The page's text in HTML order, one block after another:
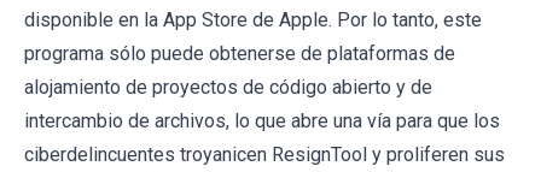
disponible en la App Store de Apple. Por lo tanto, este
programa sólo puede obtenerse de plataformas de
alojamiento de proyectos de código abierto y de
intercambio de archivos, lo que abre una vía para que los
ciberdelincuentes troyanicen ResignTool y proliferen sus